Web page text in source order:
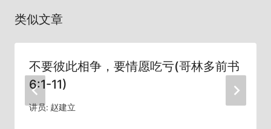
类似文章
不要彼此相争，要情愿吃亏(哥林多前书
6:1-11)
讲员: 赵建立